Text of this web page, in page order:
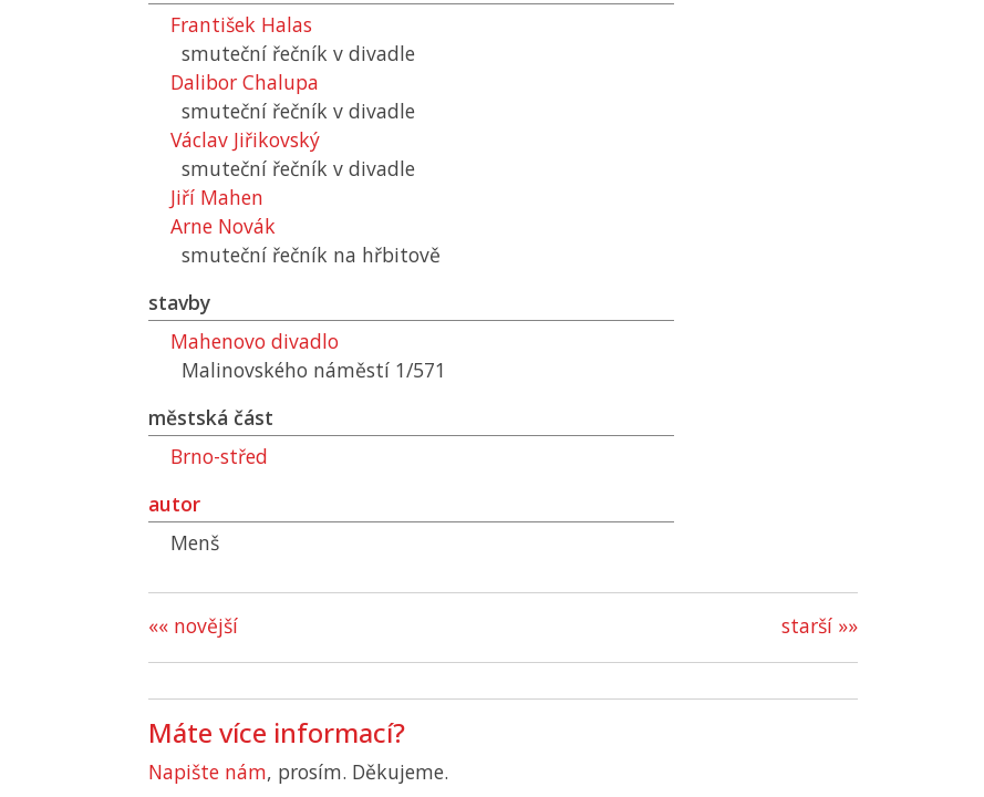
František Halas
smuteční řečník v divadle
Dalibor Chalupa
smuteční řečník v divadle
Václav Jiřikovský
smuteční řečník v divadle
Jiří Mahen
Arne Novák
smuteční řečník na hřbitově
stavby
Mahenovo divadlo
Malinovského náměstí 1/571
městská část
Brno-střed
autor
Menš
starší »»
«« novější
Máte více informací?
Napište nám, prosím. Děkujeme.